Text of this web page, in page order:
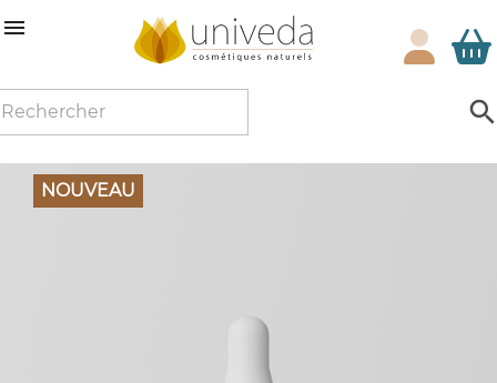

NOUVEAU